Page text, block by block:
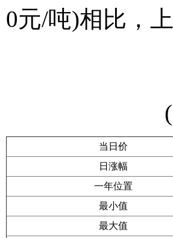
0元/吨)相比，
当日价
日涨幅
一年位置
最小值
最大值